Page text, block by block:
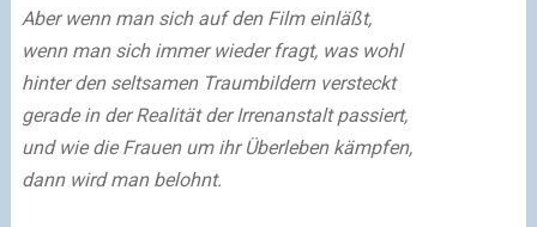
Aber wenn man sich auf den Film einläßt,
wenn man sich immer wieder fragt, was wohl
hinter den seltsamen Traumbildern versteckt
gerade in der Realität der Irrenanstalt passiert,
und wie die Frauen um ihr Überleben kämpfen,
dann wird man belohnt.